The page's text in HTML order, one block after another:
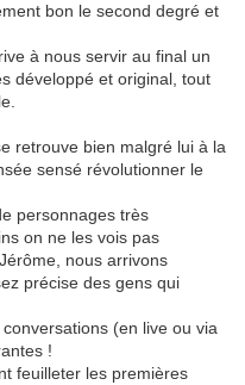
bon le second degré et
à nous servir au final un
développé et original, tout
retrouve bien malgré lui à la
sensé révolutionner le
personnages très
on ne les vois pas
nous arrivons
précise des gens qui
(en live ou via
!
feuilleter les premières